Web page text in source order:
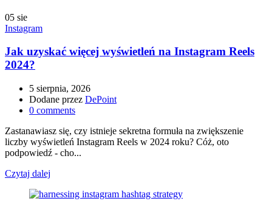
05 sie
Instagram
Jak uzyskać więcej wyświetleń na Instagram Reels
2024?
5 sierpnia, 2026
Dodane przez DePoint
0 comments
Zastanawiasz się, czy istnieje sekretna formuła na zwiększenie
liczby wyświetleń Instagram Reels w 2024 roku? Cóż, oto
podpowiedź - cho...
Czytaj dalej